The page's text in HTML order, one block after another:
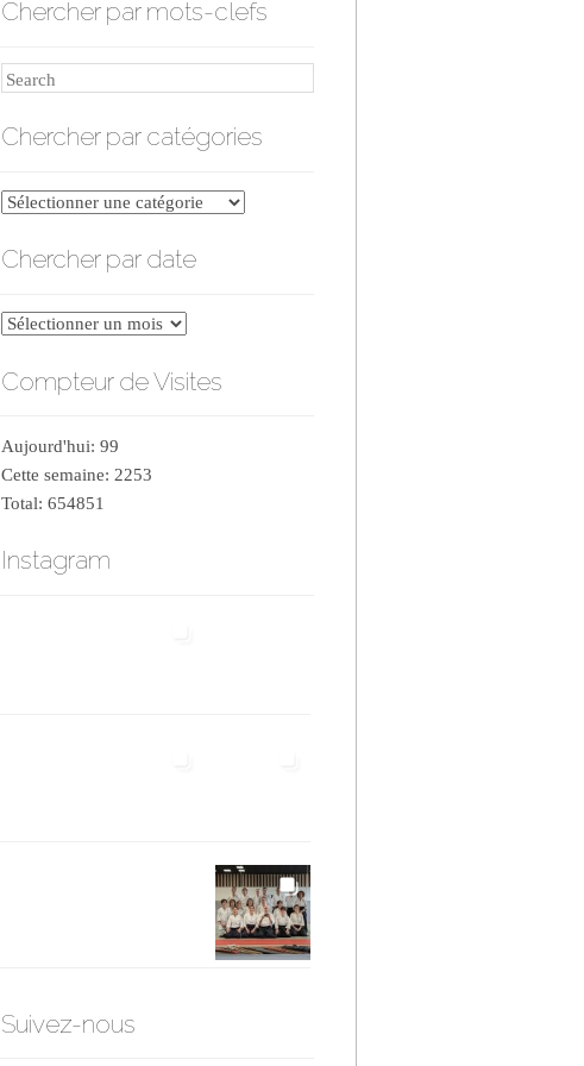
Chercher par mots-clefs
Search
Chercher par catégories
Chercher
catégories
Chercher par date
Chercher
date
Compteur de Visites
Aujourd'hui: 99
Cette semaine: 2253
Total: 654851
Instagram
Suivez-nous